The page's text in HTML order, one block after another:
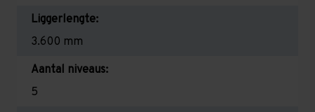
Liggerlengte:
3.600 mm
Aantal niveaus:
5